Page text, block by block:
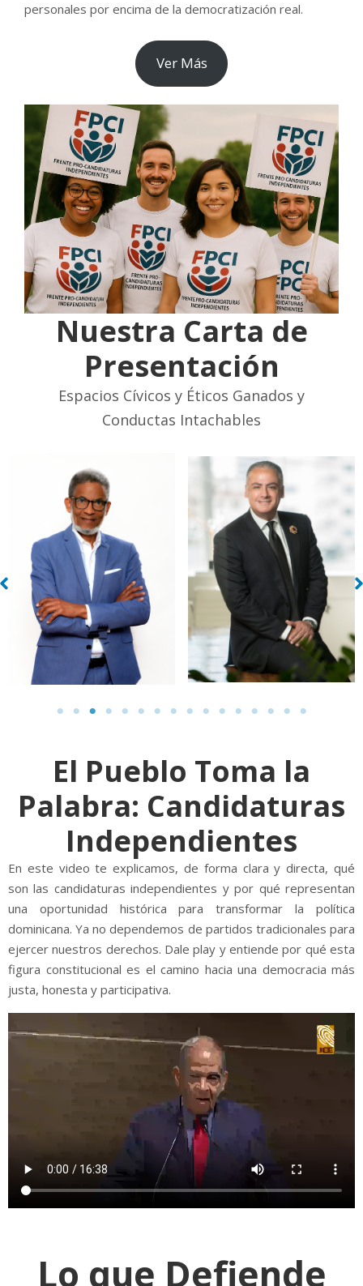
personales por encima de la democratización real.
Ver Más
Nuestra Carta de
Presentación
Espacios Cívicos y Éticos Ganados y
Conductas Intachables
El Pueblo Toma la
Palabra: Candidaturas
Independientes
En este video te explicamos, de forma clara y directa, qué
son las candidaturas independientes y por qué representan
una oportunidad histórica para transformar la política
dominicana. Ya no dependemos de partidos tradicionales para
ejercer nuestros derechos. Dale play y entiende por qué esta
figura constitucional es el camino hacia una democracia más
justa, honesta y participativa.
Lo que Defiende